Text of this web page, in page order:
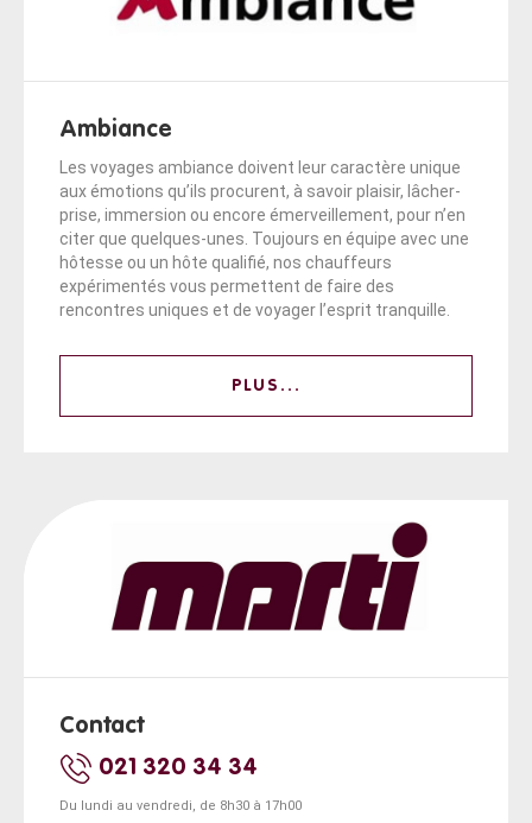
Ambiance
Les voyages ambiance doivent leur caractère unique
aux émotions qu’ils procurent, à savoir plaisir, lâcher-
prise, immersion ou encore émerveillement, pour n’en
citer que quelques-unes. Toujours en équipe avec une
hôtesse ou un hôte qualifié, nos chauffeurs
expérimentés vous permettent de faire des
rencontres uniques et de voyager l’esprit tranquille.
PLUS...
Contact
021 320 34 34
Du lundi au vendredi, de 8h30 à 17h00